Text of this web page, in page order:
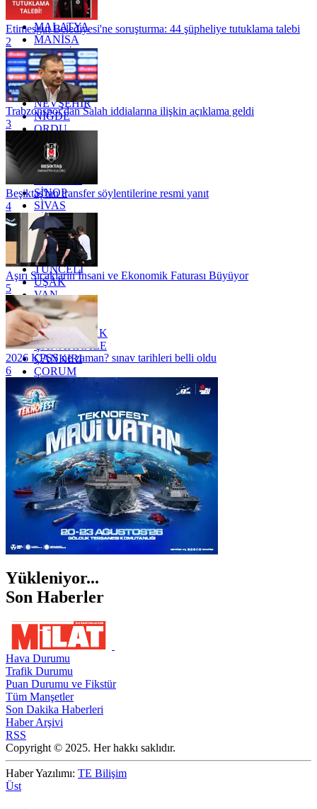
KİLİS
MALATYA
MANİSA
MARDİN
MERSİN
MUĞLA
MUŞ
NEVŞEHİR
NİĞDE
ORDU
OSMANİYE
RİZE
SAKARYA
SİNOP
SİVAS
SİİRT
TEKİRDAĞ
TOKAT
TRABZON
TUNCELİ
UŞAK
VAN
YALOVA
YOZGAT
ZONGULDAK
ÇANAKKALE
ÇANKIRI
ÇORUM
İSTANBUL
İZMİR
ŞANLIURFA
ŞIRNAK
Etimesgut Belediyesi'ne soruşturma: 44 şüpheliye tutuklama talebi
2
Trabzonspor'dan Salah iddialarına ilişkin açıklama geldi
3
Beşiktaş'tan transfer söylentilerine resmi yanıt
4
Aşırı Sıcakların İnsani ve Ekonomik Faturası Büyüyor
5
2026 KPSS ne zaman? sınav tarihleri belli oldu
6
Yükleniyor...
Son Haberler
Hava Durumu
Trafik Durumu
Puan Durumu ve Fikstür
Tüm Manşetler
Son Dakika Haberleri
Haber Arşivi
RSS
Copyright © 2025. Her hakkı saklıdır.
Haber Yazılımı: TE Bilişim
Üst